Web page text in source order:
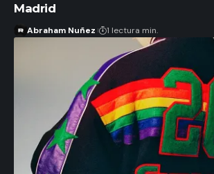
Madrid
Abraham Nuñez 1 lectura min.